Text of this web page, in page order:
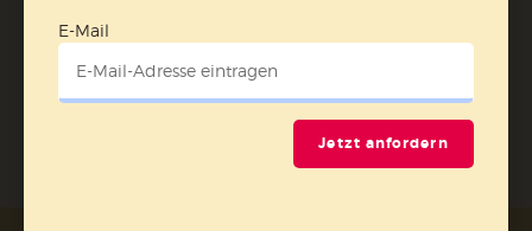
E-Mail
Jetzt anfordern